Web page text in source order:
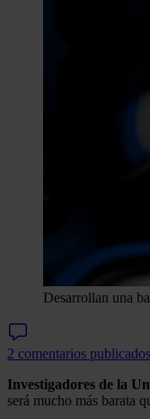
Desarrollan una
2 comentarios publicados
Investigadores de la
será mucho más barata